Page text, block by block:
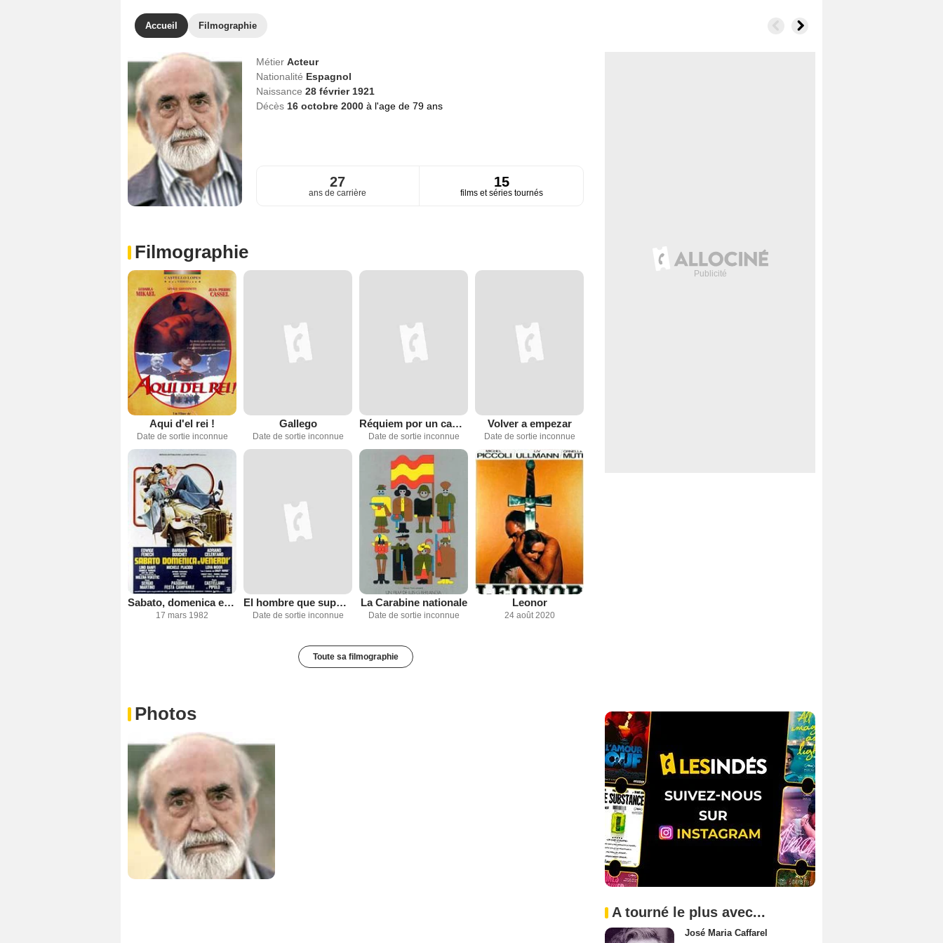
Accueil Filmographie
Métier Acteur
Nationalité Espagnol
Naissance 28 février 1921
Décès 16 octobre 2000 à l'age de 79 ans
27
ans de carrière
15
films et séries tournés
Filmographie
Aqui d'el rei !
Date de sortie inconnue
Gallego
Date de sortie inconnue
Réquiem por un campesino español
Date de sortie inconnue
Volver a empezar
Date de sortie inconnue
Sabato, domenica e venerdì
17 mars 1982
El hombre que supo amar
Date de sortie inconnue
La Carabine nationale
Date de sortie inconnue
Leonor
24 août 2020
Toute sa filmographie
Photos
A tourné le plus avec...
José Maria Caffarel